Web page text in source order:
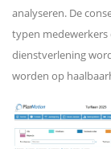
analyseren. De
typen
dienstverlening
worden op